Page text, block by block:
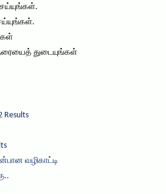
தரையைத் துடையுங்கள்
Results
வழிகாட்டி